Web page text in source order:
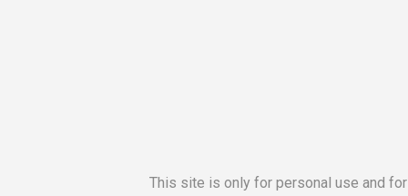
This site is only for personal use and